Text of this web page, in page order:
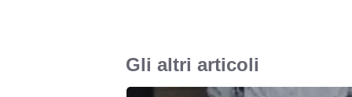
Gli altri articoli